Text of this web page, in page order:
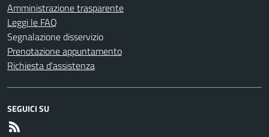
Amministrazione trasparente
Leggi le FAQ
Segnalazione disservizio
Prenotazione appuntamento
Richiesta d'assistenza
SEGUICI SU